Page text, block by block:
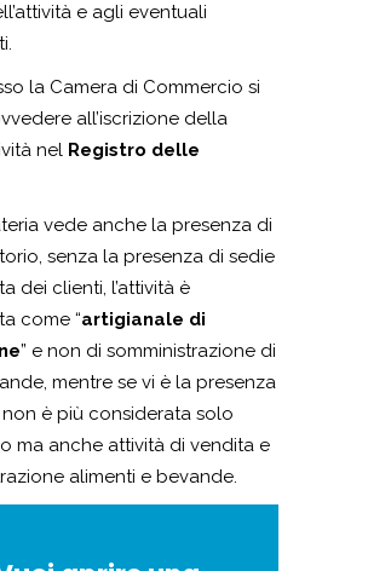
e agli eventuali
la Camera di Commercio si
all’iscrizione della
nel Registro delle
vede anche la presenza di
senza la presenza di sedie
dei clienti, l’attività è
come “artigianale di
” e non di somministrazione di
mentre se vi è la presenza
è più considerata solo
ma anche attività di vendita e
alimenti e bevande.